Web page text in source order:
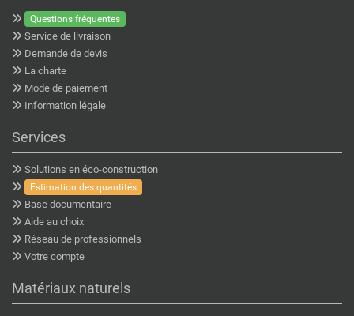
Questions fréquentes
Service de livraison
Demande de devis
La charte
Mode de paiement
Information légale
Services
Solutions en éco-construction
Estimation des quantités
Base documentaire
Aide au choix
Réseau de professionnels
Votre compte
Matériaux naturels